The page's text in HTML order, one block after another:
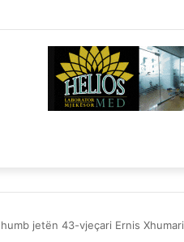
jetën 43-vjeçari Ernis Xhumari